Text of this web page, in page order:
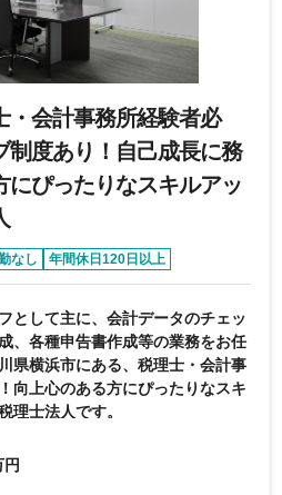
・会計事務所経験者必
制度あり！自己成長に務
にぴったりなスキルアッ
なし
年間休日120日以上
として主に、会計データのチェッ
、各種申告書作成等の業務をお任
県横浜市にある、税理士・会計事
向上心のある方にぴったりなスキ
理士法人です。